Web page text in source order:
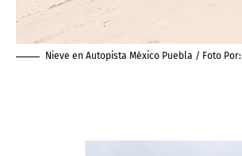
Nieve en Autopista México Puebla / Foto Por: